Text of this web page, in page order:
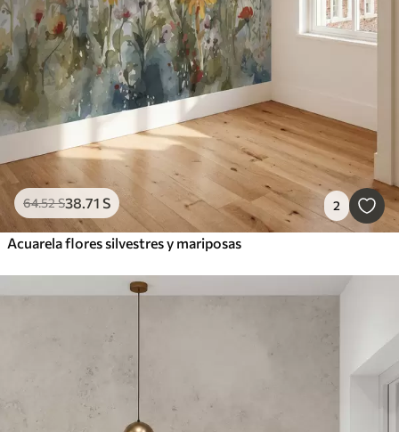
64.52S38 .71 S 2
Acuarela flores silvestres y mariposas